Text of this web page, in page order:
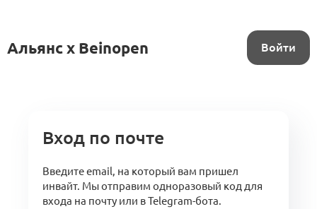
Альянс x Beinopen Войти
Вход по почте
Введите email, на который вам пришел
инвайт. Мы отправим одноразовый код для
входа на почту или в Telegram-бота.